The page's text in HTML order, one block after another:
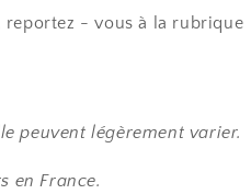
- vous à la rubrique
peuvent légèrement varier.
en France.